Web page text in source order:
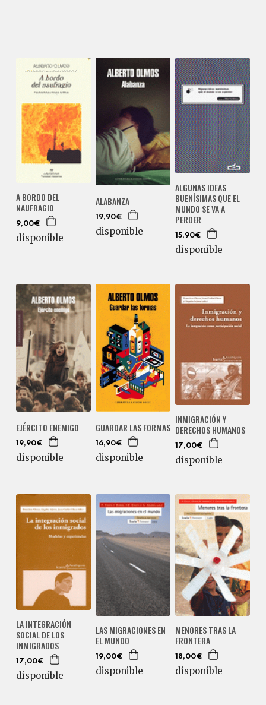
A BORDO DEL
NAUFRAGIO
9,00€
disponible
ALABANZA
19,90€
disponible
ALGUNAS IDEAS
BUENÍSIMAS QUE EL
MUNDO SE VA A
PERDER
15,90€
disponible
EJÉRCITO ENEMIGO
19,90€
disponible
GUARDAR LAS FORMAS
16,90€
disponible
INMIGRACIÓN Y
DERECHOS HUMANOS
17,00€
disponible
LA INTEGRACIÓN
SOCIAL DE LOS
INMIGRADOS
17,00€
disponible
LAS MIGRACIONES EN
EL MUNDO
19,00€
disponible
MENORES TRAS LA
FRONTERA
18,00€
disponible